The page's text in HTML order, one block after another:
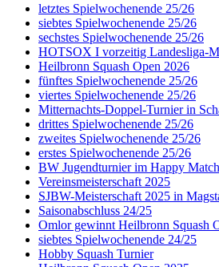
letztes Spielwochenende 25/26
siebtes Spielwochenende 25/26
sechstes Spielwochenende 25/26
HOTSOX I vorzeitig Landesliga-
Heilbronn Squash Open 2026
fünftes Spielwochenende 25/26
viertes Spielwochenende 25/26
Mitternachts-Doppel-Turnier in
drittes Spielwochenende 25/26
zweites Spielwochenende 25/26
erstes Spielwochenende 25/26
BW Jugendturnier im Happy Match
Vereinsmeisterschaft 2025
SJBW-Meisterschaft 2025 in
Saisonabschluss 24/25
Omlor gewinnt Heilbronn Squash
siebtes Spielwochenende 24/25
Hobby Squash Turnier